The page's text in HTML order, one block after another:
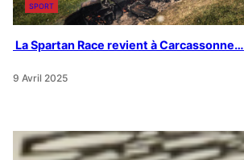
SPORT
La Spartan Race revient à Carcassonne…
9 Avril 2025